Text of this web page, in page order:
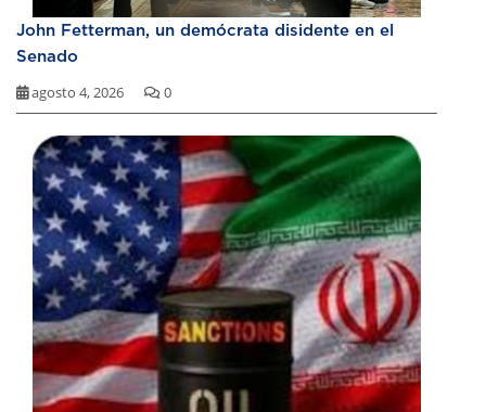
John Fetterman, un demócrata disidente en el
Senado
agosto 4, 2026 0